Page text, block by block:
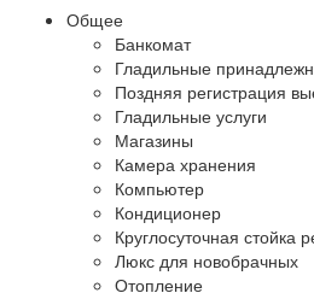
Общее
Банкомат
Гладильные
Поздняя регистрация
Гладильные услуги
Магазины
Камера хранения
Компьютер
Кондиционер
Круглосуточная стойка
Люкс для новобрачных
Отопление